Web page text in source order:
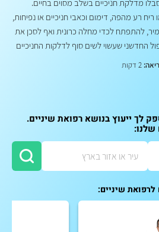
יסבלו מדלקת חניכיים בשלב מסוים בחיים.
רע מהפה, דימום וכאבי חניכיים או נפיחות,
להתפתח לכדי מחלה כרונית ואף לסכן את
החדשני שעשוי לשים סוף לדלקות החניכיים
לך ייעוץ בנושא רפואת שיניים.
שיניים: